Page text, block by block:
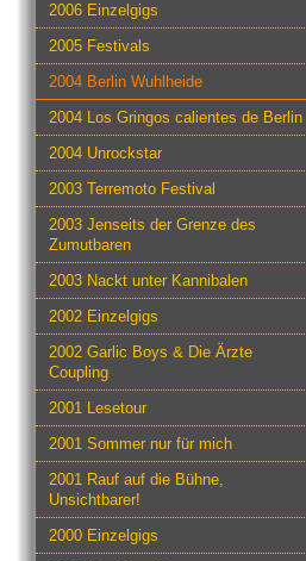
2006 Einzelgigs
2005 Festivals
2004 Berlin Wuhlheide
2004 Los Gringos calientes de Berlin
2004 Unrockstar
2003 Terremoto Festival
2003 Jenseits der Grenze des
Zumutbaren
2003 Nackt unter Kannibalen
2002 Einzelgigs
2002 Garlic Boys & Die Ärzte
Coupling
2001 Lesetour
2001 Sommer nur für mich
2001 Rauf auf die Bühne,
Unsichtbarer!
2000 Einzelgigs